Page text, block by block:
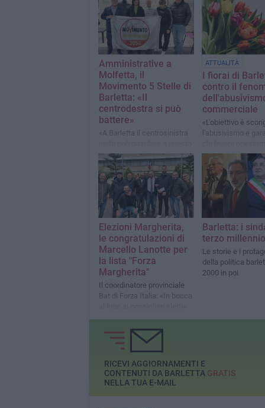
Amministrative a
Molfetta, il
Movimento 5 Stelle di
Barletta: «Il
centrodestra si può
battere»
«A Barletta il centrosinistra
modello come a una fonte di
ispirazione»
ATTUALITÀ
I fiorai di
contro il
commerciale
«L'obiettivo è
l'abusivismo e
proseguire la
senza
Elezioni Margherita,
le congratulazioni di
Marcello Lanotte per
la lista "Forza
Margherita"
Il coordinatore provinciale
Bat di Forza Italia: «In bocca
Barletta: i
terzo millennio
Le storie e i
della politica
2000 in poi
RICEVI AGGIORNAMENTI E
CONTENUTI DA BARLETTA GRATIS
NELLA TUA E-MAIL